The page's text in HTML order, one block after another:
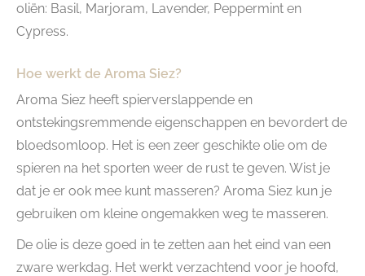
oliën: Basil, Marjoram, Lavender, Peppermint en
Cypress.
Hoe werkt de Aroma Siez?
Aroma Siez heeft spierverslappende en
ontstekingsremmende eigenschappen en bevordert de
bloedsomloop. Het is een zeer geschikte olie om de
spieren na het sporten weer de rust te geven. Wist je
dat je er ook mee kunt masseren? Aroma Siez kun je
gebruiken om kleine ongemakken weg te masseren.
De olie is deze goed in te zetten aan het eind van een
zware werkdag. Het werkt verzachtend voor je hoofd,